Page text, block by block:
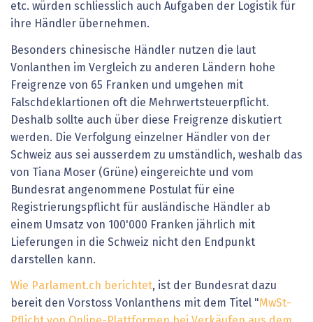
etc. würden schliesslich auch Aufgaben der Logistik für
ihre Händler übernehmen.
Besonders chinesische Händler nutzen die laut
Vonlanthen im Vergleich zu anderen Ländern hohe
Freigrenze von 65 Franken und umgehen mit
Falschdeklartionen oft die Mehrwertsteuerpflicht.
Deshalb sollte auch über diese Freigrenze diskutiert
werden. Die Verfolgung einzelner Händler von der
Schweiz aus sei ausserdem zu umständlich, weshalb das
von Tiana Moser (Grüne) eingereichte und vom
Bundesrat angenommene Postulat für eine
Registrierungspflicht für ausländische Händler ab
einem Umsatz von 100'000 Franken jährlich mit
Lieferungen in die Schweiz nicht den Endpunkt
darstellen kann.
Wie Parlament.ch berichtet, ist der Bundesrat dazu
bereit den Vorstoss Vonlanthens mit dem Titel "MwSt-